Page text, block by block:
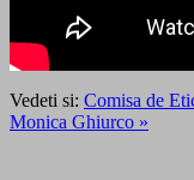
Vedeti si: Comisa de
Monica Ghiurco »